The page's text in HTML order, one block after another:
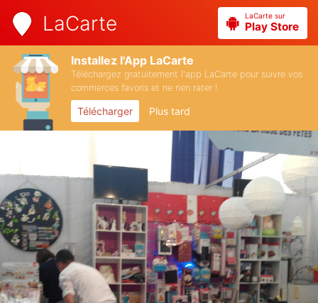
LaCarte LaCarte sur
Play Store
Installez l'App LaCarte
Téléchargez gratuitement l'app LaCarte pour suivre vos
commerces favoris et ne rien rater !
Télécharger Plus tard